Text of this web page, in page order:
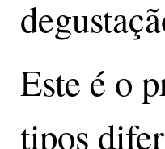
Este é o
tipos